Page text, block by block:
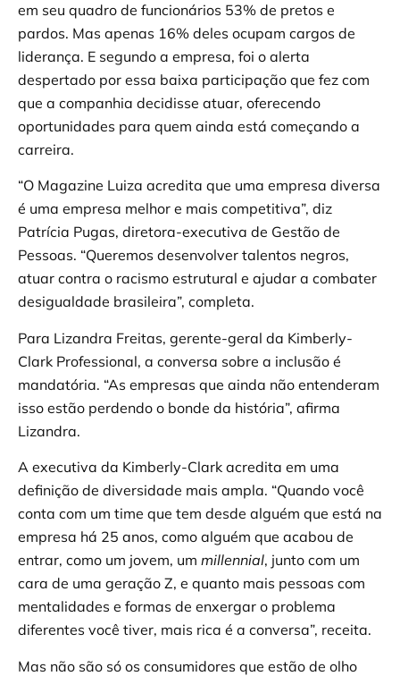
em seu quadro de funcionários 53% de pretos e
pardos. Mas apenas 16% deles ocupam cargos de
liderança. E segundo a empresa, foi o alerta
despertado por essa baixa participação que fez com
que a companhia decidisse atuar, oferecendo
oportunidades para quem ainda está começando a
carreira.
“O Magazine Luiza acredita que uma empresa diversa
é uma empresa melhor e mais competitiva”, diz
Patrícia Pugas, diretora-executiva de Gestão de
Pessoas. “Queremos desenvolver talentos negros,
atuar contra o racismo estrutural e ajudar a combater
desigualdade brasileira”, completa.
Para Lizandra Freitas, gerente-geral da Kimberly-
Clark Professional, a conversa sobre a inclusão é
mandatória. “As empresas que ainda não entenderam
isso estão perdendo o bonde da história”, afirma
Lizandra.
A executiva da Kimberly-Clark acredita em uma
definição de diversidade mais ampla. “Quando você
conta com um time que tem desde alguém que está na
empresa há 25 anos, como alguém que acabou de
entrar, como um jovem, um millennial, junto com um
cara de uma geração Z, e quanto mais pessoas com
mentalidades e formas de enxergar o problema
diferentes você tiver, mais rica é a conversa”, receita.
Mas não são só os consumidores que estão de olho